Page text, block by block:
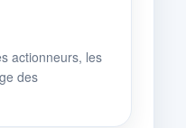
actionneurs, les
des